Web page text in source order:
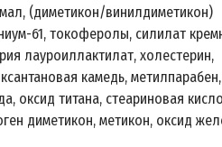
(диметикон/винилдиметикон)
61, токоферолы, силилат
лауроиллактилат, холестерин,
камедь, метилпарабен,
оксид титана, стеариновая
диметикон, метикон, оксид